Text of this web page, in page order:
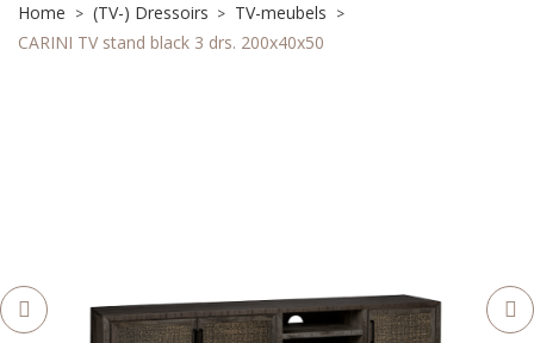
Home (TV-) Dressoirs
TV-meubels
CARINI TV stand black 3 drs. 200x40x50